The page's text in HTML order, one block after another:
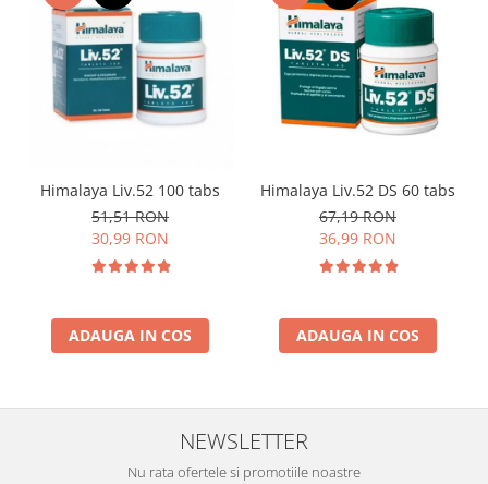
Himalaya Liv.52 100 tabs
51,51 RON
30,99 RON
ADAUGA IN COS
Himalaya Liv.52 DS 60 tabs
67,19 RON
36,99 RON
ADAUGA IN COS
NEWSLETTER
Nu rata ofertele si promotiile noastre